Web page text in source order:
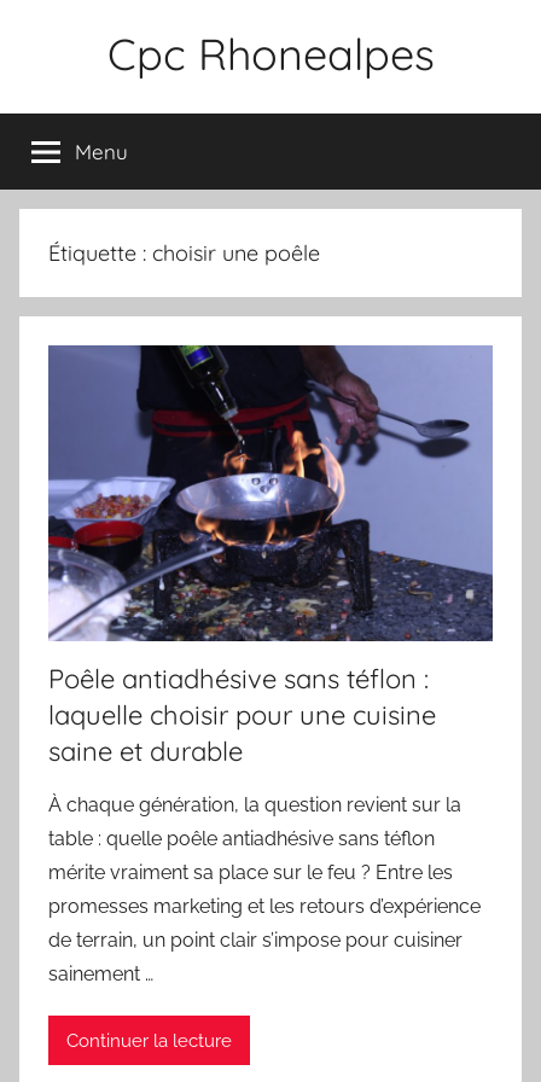
Cpc Rhonealpes
Menu
Étiquette : choisir une poêle
Poêle antiadhésive sans téflon :
laquelle choisir pour une cuisine
saine et durable
À chaque génération, la question revient sur la
table : quelle poêle antiadhésive sans téflon
mérite vraiment sa place sur le feu ? Entre les
promesses marketing et les retours d’expérience
de terrain, un point clair s’impose pour cuisiner
sainement …
Continuer la lecture